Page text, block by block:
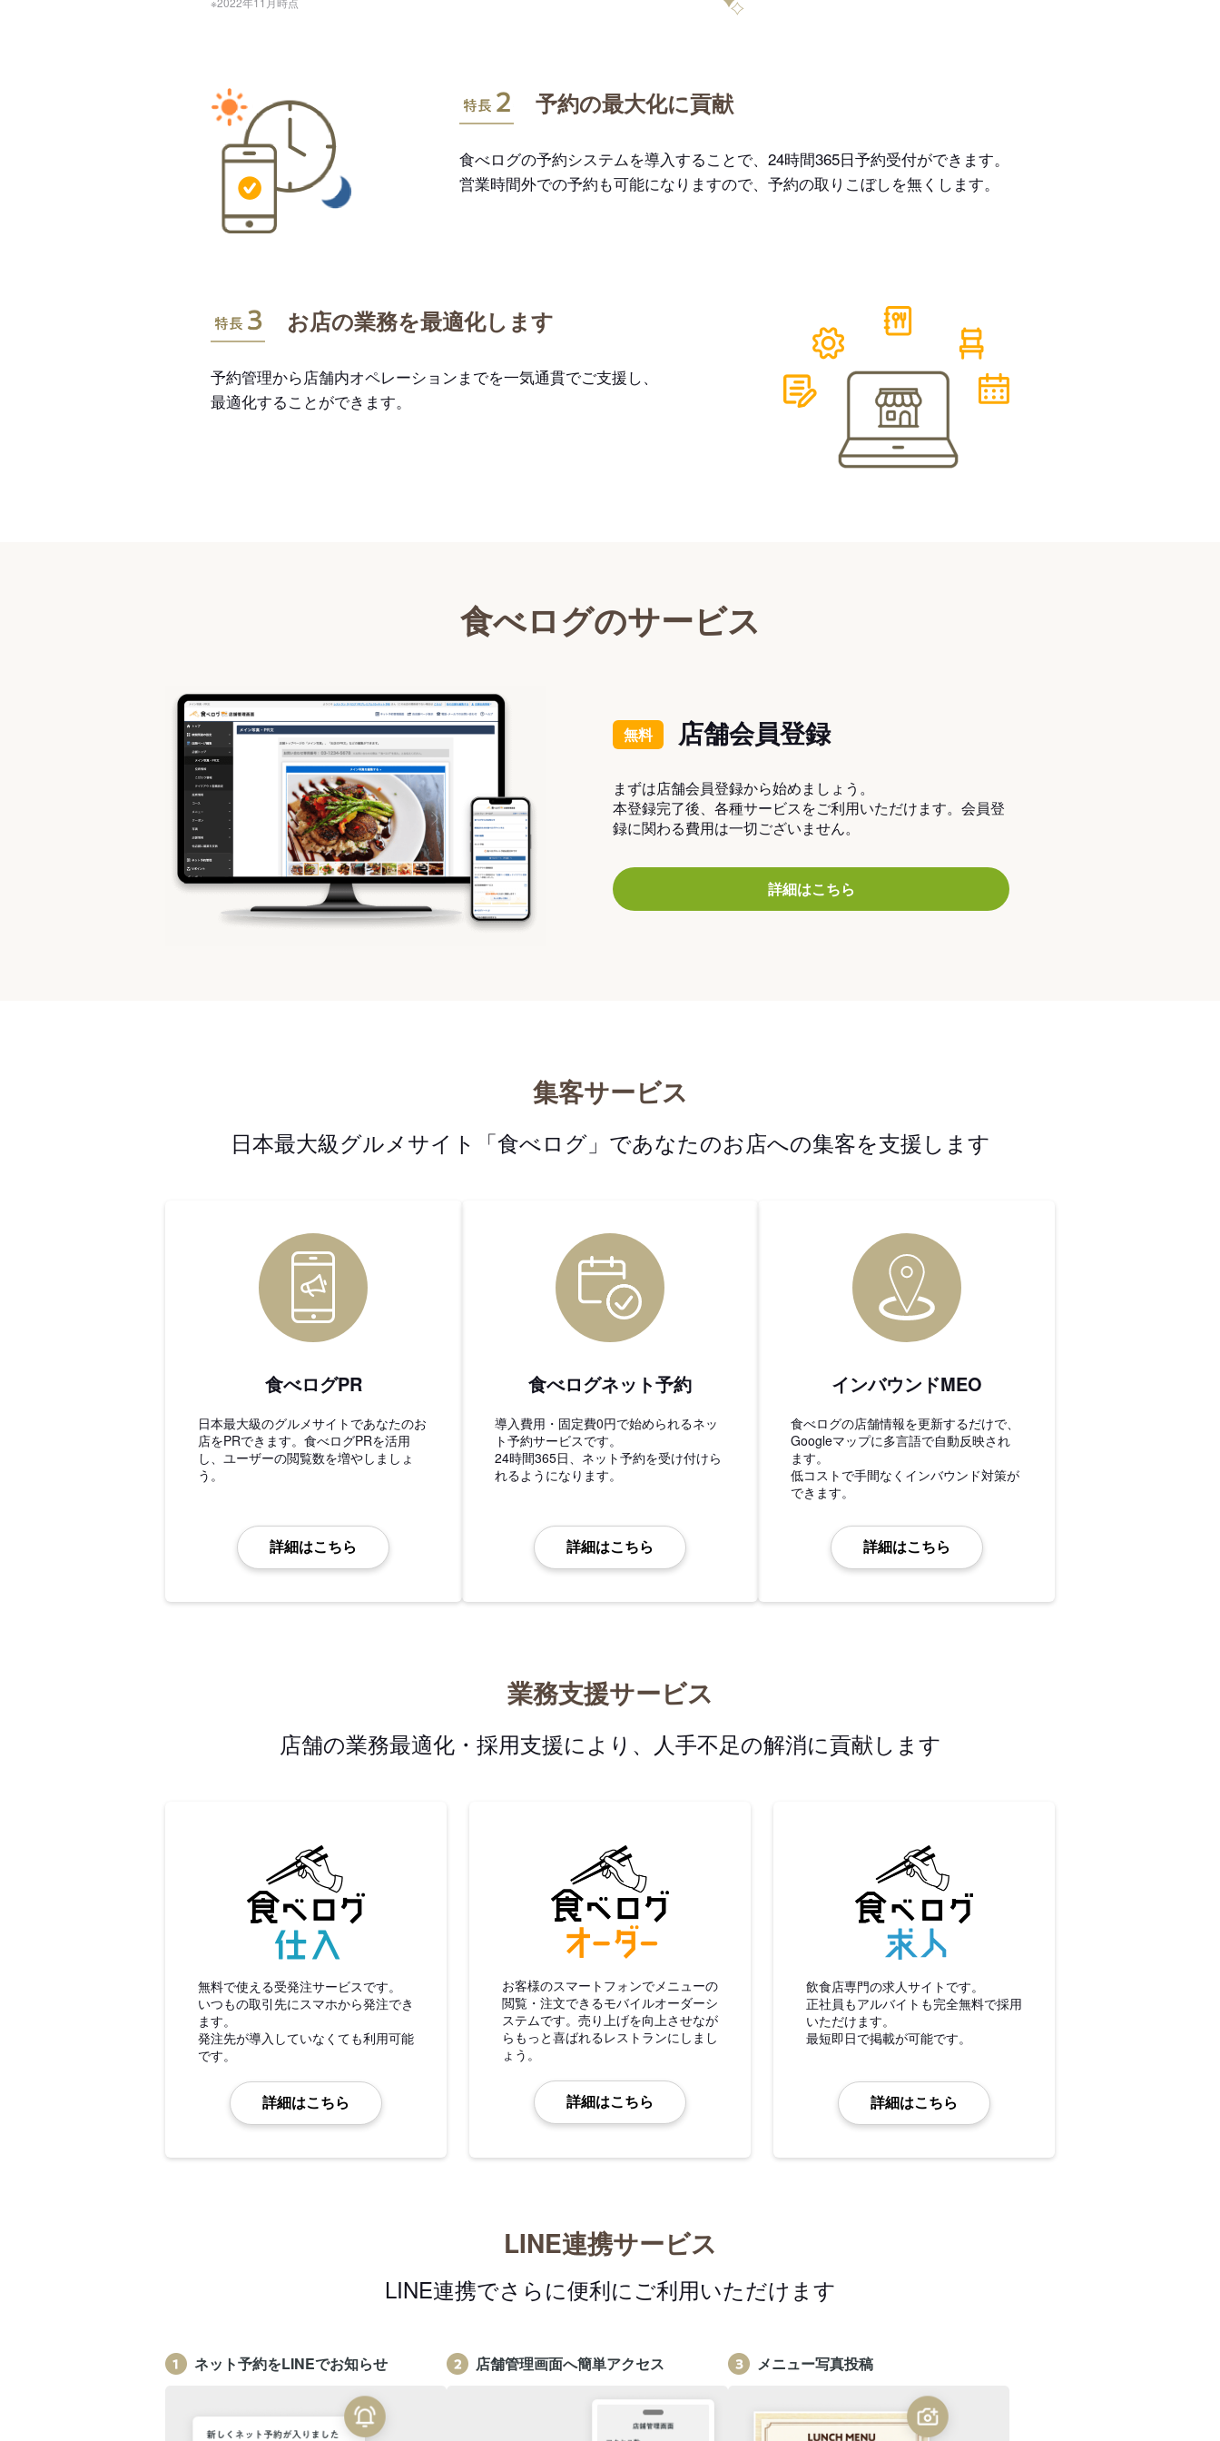
特長2
予約の最大化に貢献
食べログの予約システムを導入することで、24時間365日予約受付ができます。
営業時間外での予約も可能になりますので、予約の取りこぼしを無くします。
特長3
お店の業務を最適化します
予約管理から店舗内オペレーションまでを一気通貫でご支援し、
最適化することができます。
食べログのサービス
無料 店舗会員登録
まずは店舗会員登録から始めましょう。
本登録完了後、各種サービスをご利用いただけます。会員登
録に関わる費用は一切ございません。
詳細はこちら
集客サービス
日本最大級グルメサイト「食べログ」であなたのお店への集客を支援します
食べログPR
日本最大級のグルメサイトであなたのお
店をPRできます。食べログPRを活用
し、ユーザーの閲覧数を増やしましょ
う。
詳細はこちら
食べログネット予約
導入費用・固定費0円で始められるネッ
ト予約サービスです。
24時間365日、ネット予約を受け付けら
れるようになります。
詳細はこちら
インバウンドMEO
食べログの店舗情報を更新するだけで、
Googleマップに多言語で自動反映され
ます。
低コストで手間なくインバウンド対策が
できます。
詳細はこちら
業務支援サービス
店舗の業務最適化・採用支援により、人手不足の解消に貢献します
無料で使える受発注サービスです。
いつもの取引先にスマホから発注でき
ます。
発注先が導入していなくても利用可能
です。
詳細はこちら
お客様のスマートフォンでメニューの
閲覧・注文できるモバイルオーダーシ
ステムです。売り上げを向上させなが
らもっと喜ばれるレストランにしまし
ょう。
詳細はこちら
飲食店専門の求人サイトです。
正社員もアルバイトも完全無料で採用
いただけます。
最短即日で掲載が可能です。
詳細はこちら
LINE連携サービス
LINE連携でさらに便利にご利用いただけます
ネット予約をLINEでお知らせ 店舗管理画面へ簡単アクセス メニュー写真投稿